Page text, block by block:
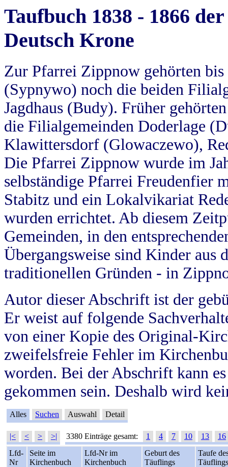
Taufbuch 1838 - 1866
Deutsch Krone
Zur Pfarrei Zippnow gehörten
(Sypnywo) noch die beiden
Jagdhaus (Budy). Früher
die Filialgemeinden Doderlage
Klawittersdorf (Glowaczewo),
Die Pfarrei Zippnow wurde im
selbständige Pfarrei Freudenfier
Stabitz und ein Lokalvikariat
wurden errichtet. Ab diesem
Gemeinden, in den
Übergangsweise sind Kinder aus
traditionellen Gründen - in
Autor dieser Abschrift ist der
Er weist auf folgende
von einer Kopie des Original-
zweifelsfreie Fehler im
worden. Bei der Abschrift kann
gekommen sein. Deshalb wird
Alles Suchen Auswahl Detail
|< < > >| 3380 Einträge gesamt: 1 4 7 10 13
16
Lfd-
Nr
Seite im
Kirchenbuch
Lfd-Nr im
Kirchenbuch
Geburt des
Täuflings
Taufe
Täuflings